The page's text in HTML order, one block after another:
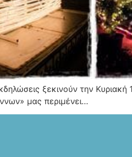
ξεκινούν την Κυριακή
μας περιμένει…